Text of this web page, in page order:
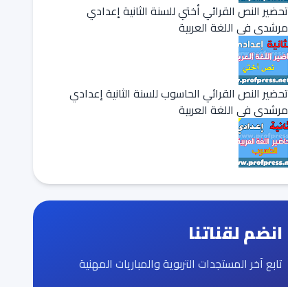
تحضير النص القرائي أختي للسنة الثانية إعدادي
مرشدي في اللغة العربية
تحضير النص القرائي الحاسوب للسنة الثانية إعدادي
مرشدي في اللغة العربية
انضم لقناتنا
تابع آخر المستجدات التربوية والمباريات المهنية